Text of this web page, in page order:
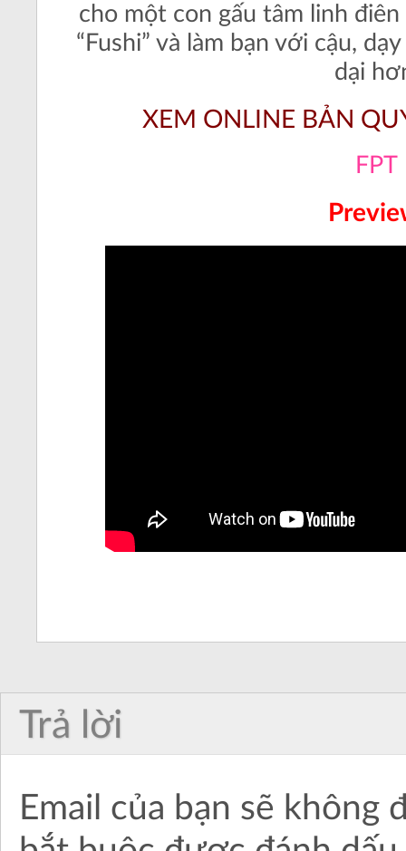
cho một con gấu tâm linh
“Fushi” và làm bạn với cậu,
dại
XEM ONLINE BẢN
FPT
Trả lời
Email của bạn sẽ